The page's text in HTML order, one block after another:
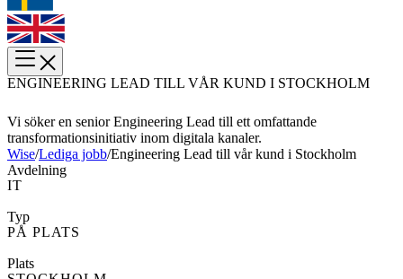
ENGINEERING LEAD TILL VÅR KUND I STOCKHOLM
Vi söker en senior Engineering Lead till ett omfattande
transformationsinitiativ inom digitala kanaler.
Wise/Lediga jobb/Engineering Lead till vår kund i Stockholm
Avdelning
IT
Typ
PÅ PLATS
Plats